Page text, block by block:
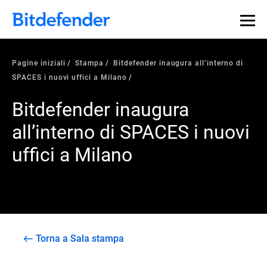
Pagine iniziali Stampa
Bitdefender inaugura all’interno di
SPACES i nuovi uffici a Milano
Bitdefender inaugura
all’interno di SPACES i nuovi
uffici a Milano
Torna a Sala stampa